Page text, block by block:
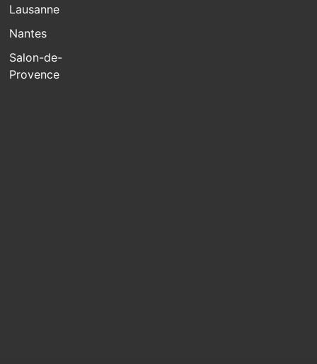
Lausanne
Nantes
Salon-de-
Provence